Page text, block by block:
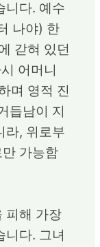
니다. 예수
나야) 한
갇혀 있던
어머니
며 영적 진
듭남이 지
라, 위로부
가능함
피해 가장
니다. 그녀